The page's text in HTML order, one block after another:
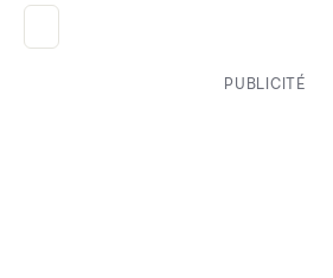
PUBLICITÉ